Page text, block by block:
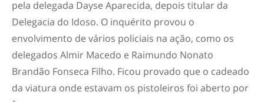
pela delegada Dayse Aparecida, depois titular da
Delegacia do Idoso. O inquérito provou o
envolvimento de vários policiais na ação, como os
delegados Almir Macedo e Raimundo Nonato
Brandão Fonseca Filho. Ficou provado que o cadeado
da viatura onde estavam os pistoleiros foi aberto por